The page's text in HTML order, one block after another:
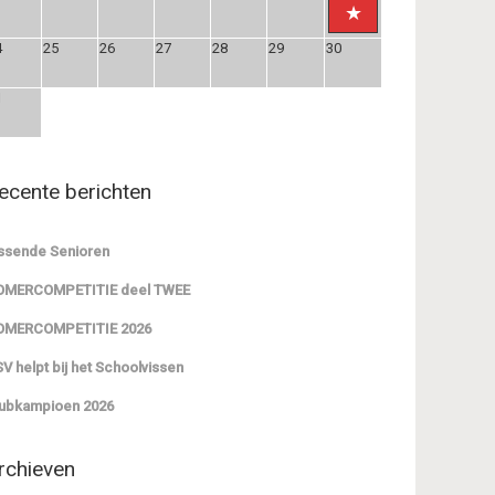
25 26 27 28 29 30
berichten
Senioren
deel TWEE
2026
helpt bij het Schoolvissen
2026